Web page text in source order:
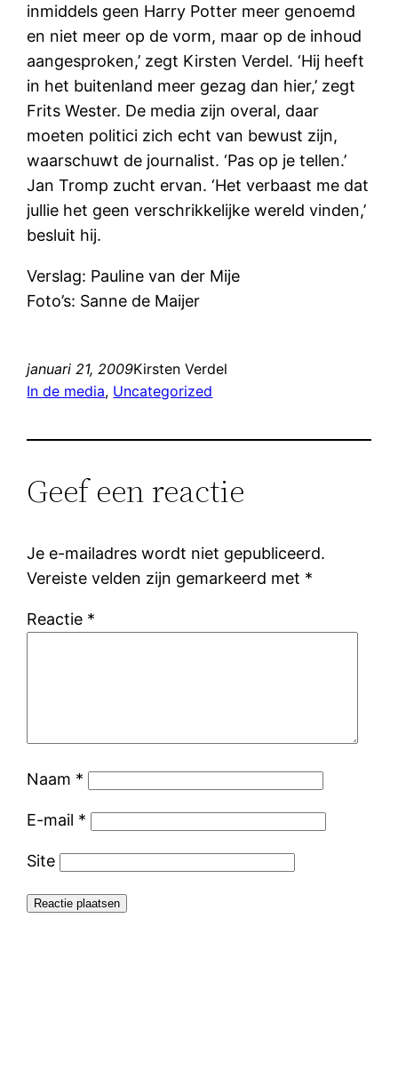
inmiddels geen Harry Potter meer genoemd
en niet meer op de vorm, maar op de inhoud
aangesproken,’ zegt Kirsten Verdel. ‘Hij heeft
in het buitenland meer gezag dan hier,’ zegt
Frits Wester. De media zijn overal, daar
moeten politici zich echt van bewust zijn,
waarschuwt de journalist. ‘Pas op je tellen.’
Jan Tromp zucht ervan. ‘Het verbaast me dat
jullie het geen verschrikkelijke wereld vinden,’
besluit hij.
Verslag: Pauline van der Mije
Foto’s: Sanne de Maijer
januari 21, 2009Kirsten Verdel
In de media, Uncategorized
Geef een reactie
Je e-mailadres wordt niet gepubliceerd.
Vereiste velden zijn gemarkeerd met *
Reactie *
Naam *
E-mail *
Site